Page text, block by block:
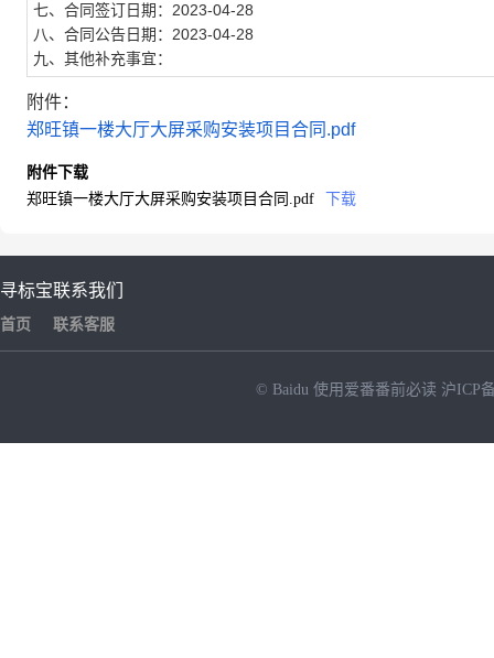
七、合同签订日期：2023-04-28
八、合同公告日期：2023-04-28
九、其他补充事宜：
附件：
郑旺镇一楼大厅大屏采购安装项目合同.pdf
附件下载
郑旺镇一楼大厅大屏采购安装项目合同.pdf
下载
寻标宝
首页
联系我们
联系客服
© Baidu 使用爱番番前必读 沪ICP